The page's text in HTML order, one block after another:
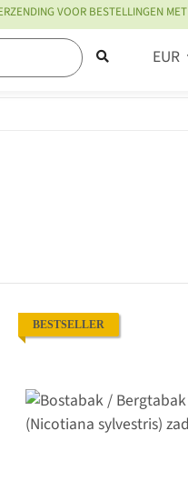
VOOR BESTELLINGEN
EUR
BESTSELLER